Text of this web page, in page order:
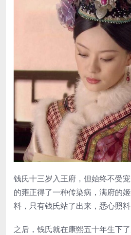
钱氏十三岁入王府，但始终不受
的雍正得了一种传染病，满府的
料，只有钱氏站了出来，悉心照料
之后，钱氏就在康熙五十年生下了